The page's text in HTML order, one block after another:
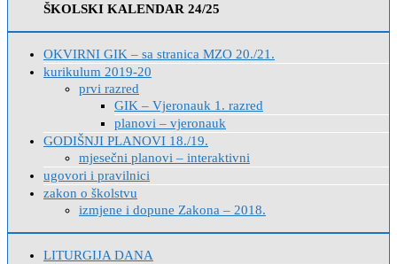
ŠKOLSKI KALENDAR 24/25
OKVIRNI GIK – sa stranica MZO 20./21.
kurikulum 2019-20
prvi razred
GIK – Vjeronauk 1. razred
planovi – vjeronauk
GODIŠNJI PLANOVI 18./19.
mjesečni planovi – interaktivni
ugovori i pravilnici
zakon o školstvu
izmjene i dopune Zakona – 2018.
LITURGIJA DANA